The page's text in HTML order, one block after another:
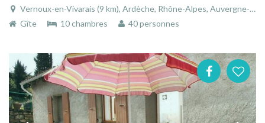
Vernoux-en-Vivarais (9 km), Ardèche, Rhône-Alpes, Auvergne-Rhône-Alpes, France
Gîte
10 chambres 40 personnes